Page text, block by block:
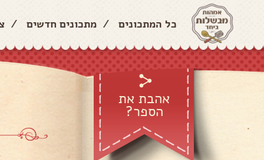
כל המתכונים / מתכונים חדשים /
אהבת את
הספר?